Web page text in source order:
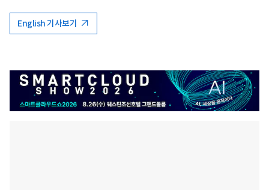
English 기사보기